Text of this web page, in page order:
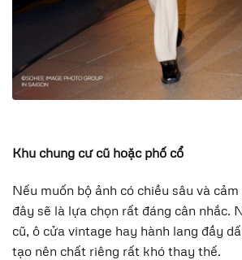
Khu chung cư cũ hoặc phố cổ
Nếu muốn bộ ảnh có chiều sâu và
đây sẽ là lựa chọn rất đáng cân nhắc.
cũ, ô cửa vintage hay hành lang đầy
tạo nên chất riêng rất khó thay thế.